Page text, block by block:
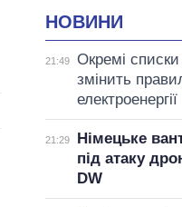
НОВИНИ
21:49
Окремі
змінить
електроенергії
21:29
Німецьке
під атаку
DW